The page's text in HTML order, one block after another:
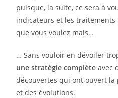
puisque, la suite, ce sera à
indicateurs et les
que vous voulez mais…
… Sans vouloir en dévoiler
une stratégie complète avec
découvertes qui ont ouvert
et des évolutions.